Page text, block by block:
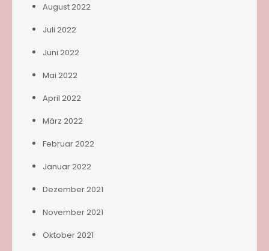
August 2022
Juli 2022
Juni 2022
Mai 2022
April 2022
März 2022
Februar 2022
Januar 2022
Dezember 2021
November 2021
Oktober 2021